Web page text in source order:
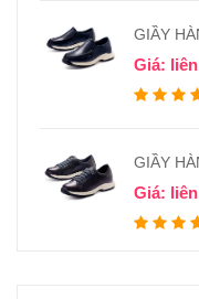
GIẦY
Giá:
GIẦY
Giá: